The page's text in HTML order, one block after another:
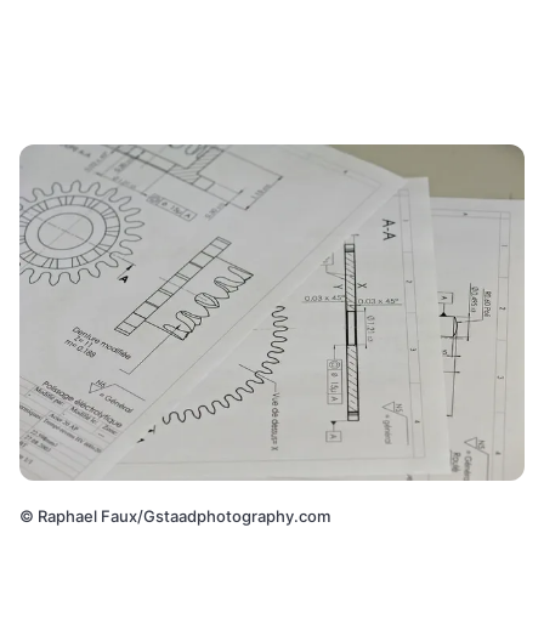
© Raphael Faux/Gstaadphotography.com